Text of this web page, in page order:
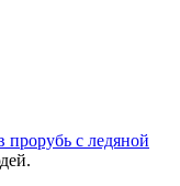
прорубь с ледяной